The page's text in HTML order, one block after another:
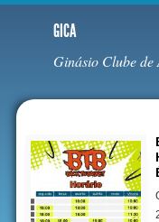
GICA
Ginásio Clube de